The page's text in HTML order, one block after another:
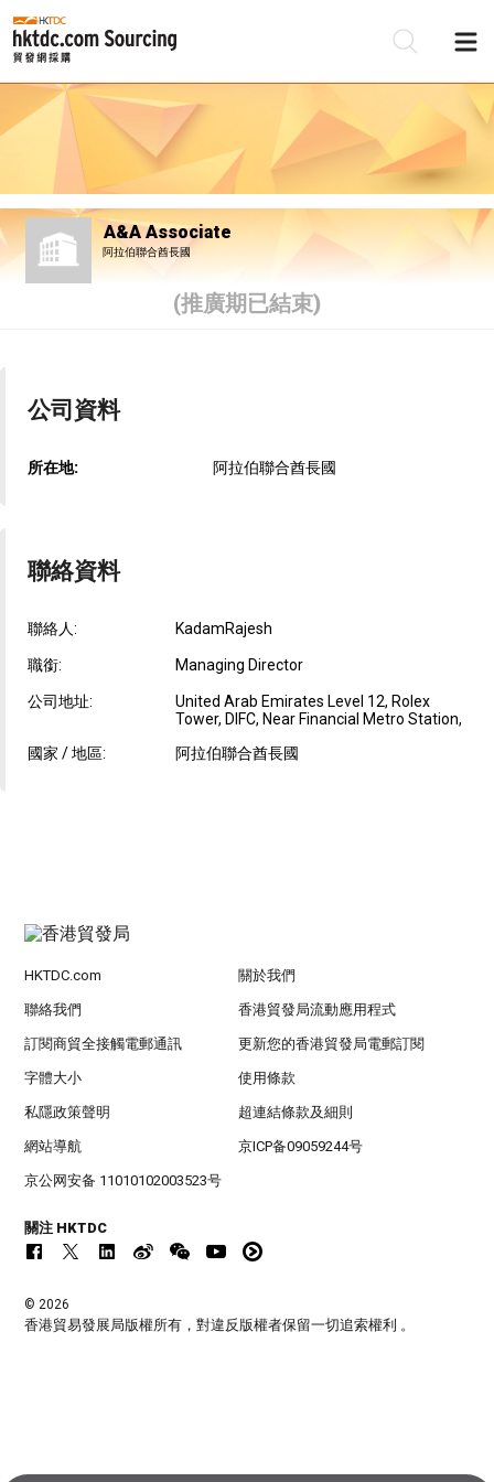
A&A Associate
阿拉伯聯合酋長國
(推廣期已結束)
公司資料
所在地: 阿拉伯聯合酋長國
聯絡資料
聯絡人: KadamRajesh
職銜: Managing Director
公司地址:
United Arab Emirates Level 12, Rolex
Tower, DIFC, Near Financial Metro Station,
國家 / 地區:
阿拉伯聯合酋長國
HKTDC.com 關於我們
聯絡我們 香港貿發局流動應用程式
訂閱商貿全接觸電郵通訊 更新您的香港貿發局電郵訂閱
字體大小 使用條款
私隱政策聲明 超連結條款及細則
網站導航 京ICP备09059244号
京公网安备 11010102003523号
關注 HKTDC
© 2026
香港貿易發展局版權所有，對違反版權者保留一切追索權利 。